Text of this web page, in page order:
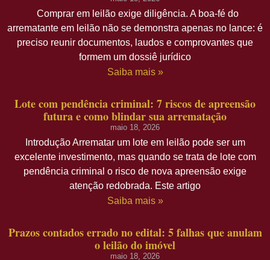
Comprar em leilão exige diligência. A boa-fé do
arrematante em leilão não se demonstra apenas no lance: é
preciso reunir documentos, laudos e comprovantes que
formem um dossiê jurídico
Saiba mais »
Lote com pendência criminal: 7 riscos de apreensão
futura e como blindar sua arrematação
maio 18, 2026
Introdução Arrematar um lote em leilão pode ser um
excelente investimento, mas quando se trata de lote com
pendência criminal o risco de nova apreensão exige
atenção redobrada. Este artigo
Saiba mais »
Prazos contados errado no edital: 5 falhas que anulam
o leilão do imóvel
maio 18, 2026